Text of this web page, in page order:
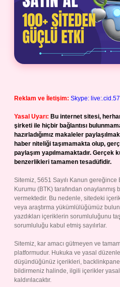
Reklam ve İletişim: Skype:
Yasal Uyarı: Bu internet sitesi,
şirketi ile hiçbir bağlantısı
hazırladığımız makaleler
haber niteliği taşımamakta olup,
paylaşım yapılmamaktadır. Gerçek
benzerlikleri tamamen tesadüfidir.
Sitemiz, 5651 Sayılı Kanun
Kurumu (BTK) tarafından onaylanmış
vermektedir. Bu nedenle, sitedeki
veya araştırma yükümlülüğümüz
yazdıkları içeriklerin sorumluluğunu
sorumluluğu kabul etmiş sayılırlar.
Sitemiz, kar amacı gütmeyen ve
platformudur. Hukuka ve yasal
düşündüğünüz içerikleri,
bildirmeniz halinde, ilgili içerikler
kaldırılacaktır.